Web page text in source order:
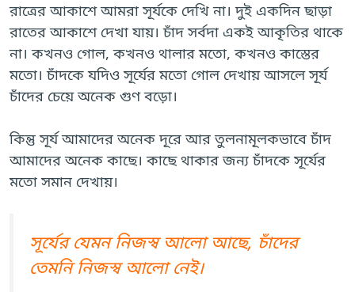
রাত্রের আকাশে আমরা সূর্যকে দেখি না। দুই একদিন ছাড়া
রাতের আকাশে দেখা যায়। চাঁদ সর্বদা একই আকৃতির থাকে
না। কখনও গোল, কখনও থালার মতো, কখনও কাস্তের
মতো। চাঁদকে যদিও সূর্যের মতো গোল দেখায় আসলে সূর্য
চাঁদের চেয়ে অনেক গুণ বড়ো।
কিন্তু সূর্য আমাদের অনেক দূরে আর তুলনামূলকভাবে চাঁদ
আমাদের অনেক কাছে। কাছে থাকার জন্য চাঁদকে সূর্যের
মতো সমান দেখায়।
সূর্যের যেমন নিজস্ব আলো আছে, চাঁদের
তেমনি নিজস্ব আলো নেই।